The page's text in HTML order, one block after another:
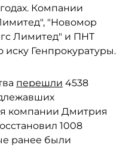
Компании
"Новомор
Лимитед" и ПНТ
иску Генпрокуратуры.
перешли 4538
компании Дмитрия
1008
ранее были